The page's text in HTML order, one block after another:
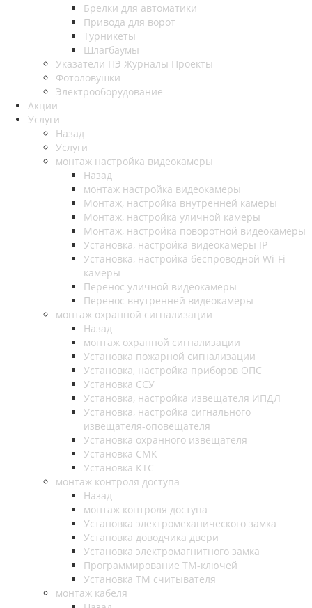
Брелки для автоматики
Привода для ворот
Турникеты
Шлагбаумы
Указатели ПЭ Журналы Проекты
Фотоловушки
Электрооборудование
Акции
Услуги
Назад
Услуги
монтаж настройка видеокамеры
Назад
монтаж настройка видеокамеры
Монтаж, настройка внутренней камеры
Монтаж, настройка уличной камеры
Монтаж, настройка поворотной видеокамеры
Установка, настройка видеокамеры IP
Установка, настройка беспроводной Wi-Fi
камеры
Перенос уличной видеокамеры
Перенос внутренней видеокамеры
монтаж охранной сигнализации
Назад
монтаж охранной сигнализации
Установка пожарной сигнализации
Установка, настройка приборов ОПС
Установка ССУ
Установка, настройка извещателя ИПДЛ
Установка, настройка сигнального
извещателя-оповещателя
Установка охранного извещателя
Установка СМК
Установка КТС
монтаж контроля доступа
Назад
монтаж контроля доступа
Установка электромеханического замка
Установка доводчика двери
Установка электромагнитного замка
Программирование ТМ-ключей
Установка ТМ считывателя
монтаж кабеля